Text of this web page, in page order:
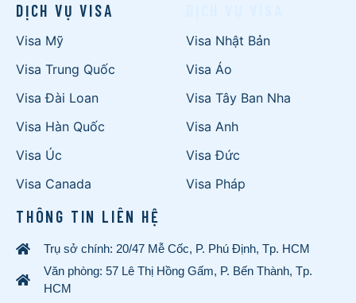
DỊCH VỤ VISA
Visa Mỹ
Visa Trung Quốc
Visa Đài Loan
Visa Hàn Quốc
Visa Úc
Visa Canada
Visa Nhật Bản
Visa Áo
Visa Tây Ban Nha
Visa Anh
Visa Đức
Visa Pháp
THÔNG TIN LIÊN HỆ
Trụ sở chính: 20/47 Mễ Cốc, P. Phú Định, Tp. HCM
Văn phòng: 57 Lê Thị Hồng Gấm, P. Bến Thành, Tp.
HCM